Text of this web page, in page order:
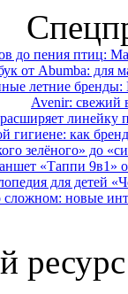
до пения птиц:
от Abumba: для
летние
Avenir: свежий
линейку
гигиене: как
зелёного» до
«Таппи 9в1»
для детей
сложном: новые